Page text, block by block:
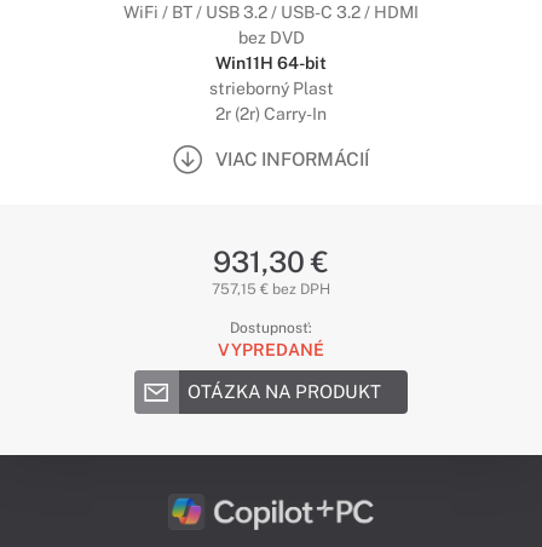
WiFi / BT / USB 3.2 / USB-C 3.2 / HDMI
bez DVD
Win11H 64-bit
strieborný Plast
2r (2r) Carry-In
VIAC INFORMÁCIÍ
931,30 €
757,15 € bez DPH
Dostupnosť:
VYPREDANÉ
OTÁZKA NA PRODUKT